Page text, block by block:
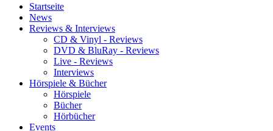
Startseite
News
Reviews & Interviews
CD & Vinyl - Reviews
DVD & BluRay - Reviews
Live - Reviews
Interviews
Hörspiele & Bücher
Hörspiele
Bücher
Hörbücher
Events